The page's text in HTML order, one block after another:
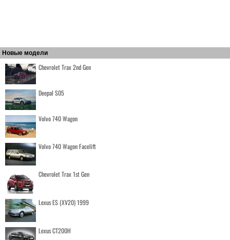
Новые модели
Chevrolet Trax 2nd Gen
Deepal S05
Volvo 740 Wagon
Volvo 740 Wagon Facelift
Chevrolet Trax 1st Gen
Lexus ES (XV20) 1999
Lexus CT200H